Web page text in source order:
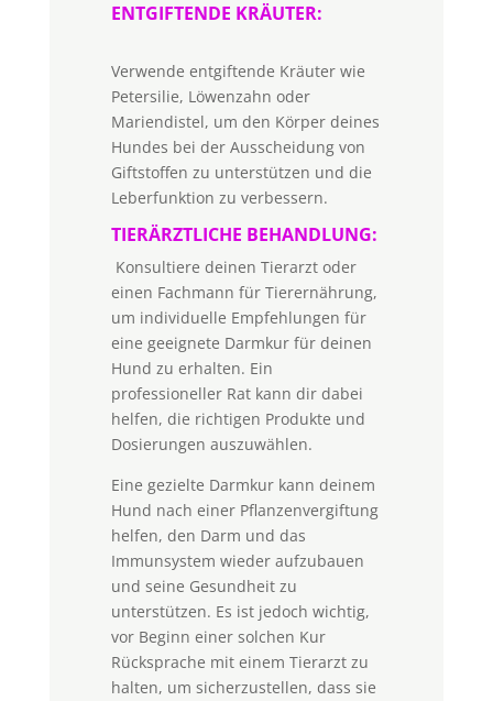
ENTGIFTENDE KRÄUTER:
Verwende entgiftende Kräuter wie
Petersilie, Löwenzahn oder
Mariendistel, um den Körper deines
Hundes bei der Ausscheidung von
Giftstoffen zu unterstützen und die
Leberfunktion zu verbessern.
TIERÄRZTLICHE BEHANDLUNG:
Konsultiere deinen Tierarzt oder
einen Fachmann für Tierernährung,
um individuelle Empfehlungen für
eine geeignete Darmkur für deinen
Hund zu erhalten. Ein
professioneller Rat kann dir dabei
helfen, die richtigen Produkte und
Dosierungen auszuwählen.
Eine gezielte Darmkur kann deinem
Hund nach einer Pflanzenvergiftung
helfen, den Darm und das
Immunsystem wieder aufzubauen
und seine Gesundheit zu
unterstützen. Es ist jedoch wichtig,
vor Beginn einer solchen Kur
Rücksprache mit einem Tierarzt zu
halten, um sicherzustellen, dass sie